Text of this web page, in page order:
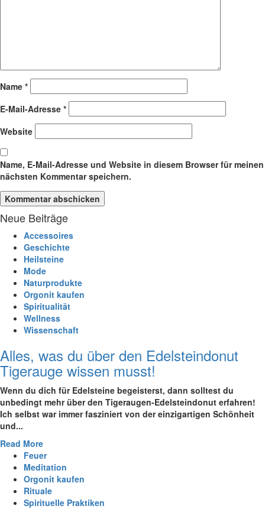
Name *
E-Mail-Adresse *
Website
Name, E-Mail-Adresse und Website in diesem Browser für meinen
nächsten Kommentar speichern.
Neue Beiträge
Accessoires
Geschichte
Heilsteine
Mode
Naturprodukte
Orgonit kaufen
Spiritualität
Wellness
Wissenschaft
Alles, was du über den Edelsteindonut
Tigerauge wissen musst!
Wenn‌ du dich für Edelsteine begeisterst, dann solltest du
unbedingt mehr⁢ über den Tigeraugen-Edelsteindonut erfahren!
Ich selbst war immer fasziniert ‍von der einzigartigen Schönheit
und...
Read More
Feuer
Meditation
Orgonit kaufen
Rituale
Spirituelle Praktiken